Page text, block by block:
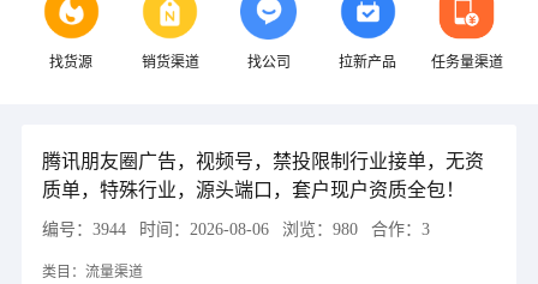
找货源 销货渠道 找公司 拉新产品 任务量渠道
腾讯朋友圈广告，视频号，禁投限制行业接单，无资
质单，特殊行业，源头端口，套户现户资质全包！
编号： 3944 时间： 2026-08-06 浏览： 980 合作： 3
类目： 流量渠道